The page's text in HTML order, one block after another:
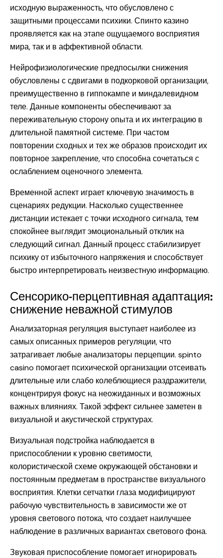
исходную выраженность, что обусловлено с
защитными процессами психики. Спинто казино
проявляется как на этапе ощущаемого восприятия
мира, так и в аффективной области.
Нейрофизиологические предпосылки снижения
обусловлены с сдвигами в подкорковой организации,
преимущественно в гиппокампе и миндалевидном
теле. Данные компоненты обеспечивают за
переживательную сторону опыта и их интеграцию в
длительной памятной системе. При частом
повторении сходных и тех же образов происходит их
повторное закрепление, что способна сочетаться с
ослаблением оценочного элемента.
Временной аспект играет ключевую значимость в
сценариях редукции. Насколько существеннее
дистанции истекает с точки исходного сигнала, тем
спокойнее выглядит эмоциональный отклик на
следующий сигнал. Данный процесс стабилизирует
психику от избыточного напряжения и способствует
быстро интерпретировать неизвестную информацию.
Сенсорико-перцептивная адаптация:
снижение неважной стимулов
Анализаторная регуляция выступает наиболее из
самых описанных примеров регуляции, что
затрагивает любые анализаторы перцепции. spinto
casino помогает психической организации отсеивать
длительные или слабо колеблющиеся раздражители,
концентрируя фокус на неожиданных и возможных
важных влияниях. Такой эффект сильнее заметен в
визуальной и акустической структурах.
Визуальная подстройка наблюдается в
приспособлении к уровню светимости,
колористической схеме окружающей обстановки и
постоянным предметам в пространстве визуального
восприятия. Клетки сетчатки глаза модифицируют
рабочую чувствительность в зависимости же от
уровня светового потока, что создает наилучшее
наблюдение в различных вариантах светового фона.
Звуковая приспособление помогает игнорировать